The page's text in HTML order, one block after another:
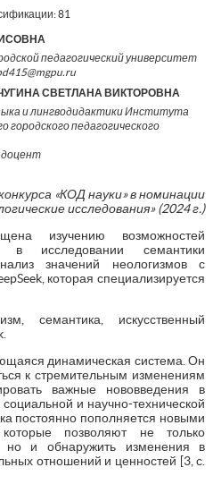
81
педагогический университет
СВЕТЛАНА ВИКТОРОВНА
и лингводидактики Института
городского педагогического
доцент
«КОД науки» в номинации
исследования» (2024 г.)
изучению возможностей
в исследовании семантики
значений неологизмов с
которая специализируется
семантика, искусственный
динамическая система. Он
к стремительным изменениям
важные нововведения в
и научно-технической
постоянно пополняется новыми
позволяют не только
но и обнаружить изменения в
отношений и ценностей [3, с.